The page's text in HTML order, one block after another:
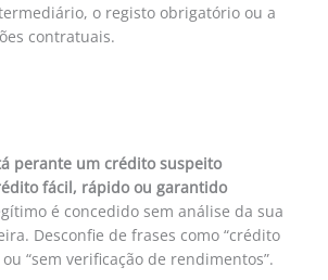
o registo obrigatório ou a
contratuais.
perante um crédito suspeito
fácil, rápido ou garantido
é concedido sem análise da sua
Desconfie de frases como “crédito
“sem verificação de rendimentos”.